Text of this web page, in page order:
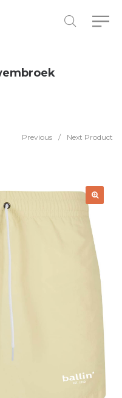
Previous / Next Product